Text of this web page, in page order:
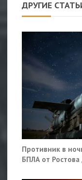
ДРУГИЕ
Противник в
БПЛА от